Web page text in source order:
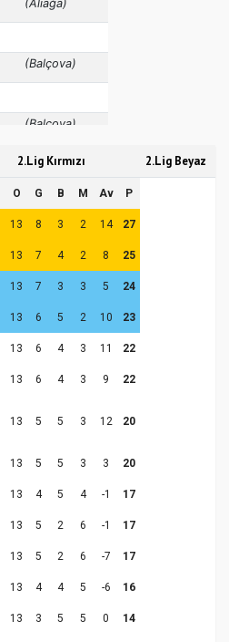
2.Lig Kırmızı 2.Lig Beyaz
O G B M Av P
13 8 3 2 14 27
13 7 4 2 8 25
13 7 3 3 5 24
13 6 5 2 10 23
13 6 4 3 11 22
13 6 4 3 9 22
13 5 5 3 12 20
13 5 5 3 3 20
13 4 5 4 -1 17
13 5 2 6 -1 17
13 5 2 6 -7 17
13 4 4 5 -6 16
13 3 5 5 0 14